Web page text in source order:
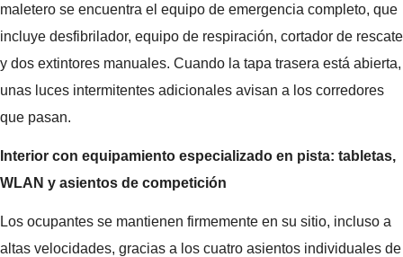
maletero se encuentra el equipo de emergencia completo, que
incluye desfibrilador, equipo de respiración, cortador de rescate
y dos extintores manuales. Cuando la tapa trasera está abierta,
unas luces intermitentes adicionales avisan a los corredores
que pasan.
Interior con equipamiento especializado en pista: tabletas,
WLAN y asientos de competición
Los ocupantes se mantienen firmemente en su sitio, incluso a
altas velocidades, gracias a los cuatro asientos individuales de